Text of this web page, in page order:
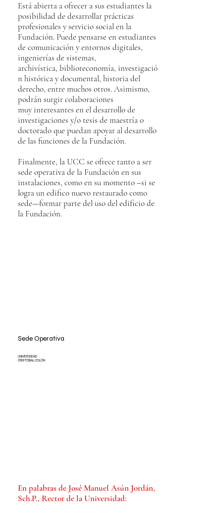
Sede Operativa
UNIVERSIDAD
CRISTÓBAL COLÓN
En palabras de José Manuel Asún Jordán,
Sch.P., Rector de la Universidad:
Está abierta a ofrecer a sus estudiantes la
posibilidad de desarrollar prácticas
profesionales y servicio social en la
Fundación. Puede pensarse en estudiantes
de comunicación y entornos digitales,
ingenierías de sistemas,
archivística, biblioteconomía, investigació
n histórica y documental, historia del
derecho, entre muchos otros. Asimismo,
podrán surgir colaboraciones
muy interesantes en el desarrollo de
investigaciones y/o tesis de maestría o
doctorado que puedan apoyar al desarrollo
de las funciones de la Fundación.
Finalmente, la UCC se ofrece tanto a ser
sede operativa de la Fundación en sus
instalaciones, como en su momento –si se
logra un edifico nuevo restaurado como
sede—formar parte del uso del edificio de
la Fundación.